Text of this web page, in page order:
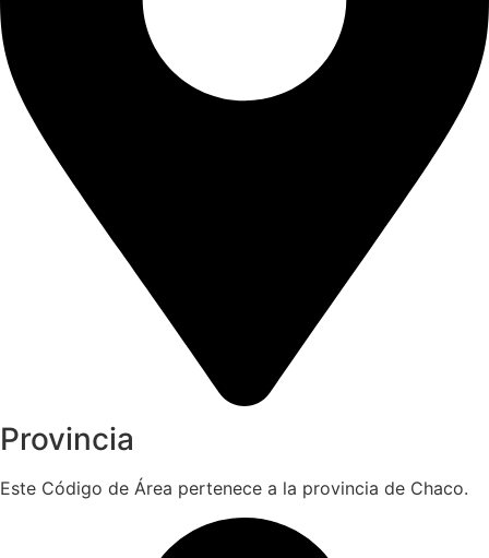
Provincia
Este Código de Área pertenece a la provincia de Chaco.